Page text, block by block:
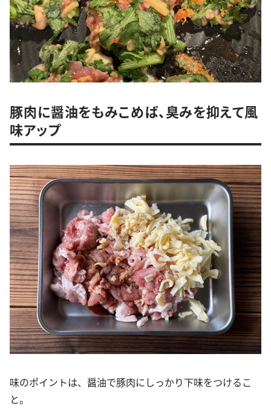
豚肉に醤油をもみこめば、臭みを抑えて風
味アップ
味のポイントは、醤油で豚肉にしっかり下味をつけるこ
と。